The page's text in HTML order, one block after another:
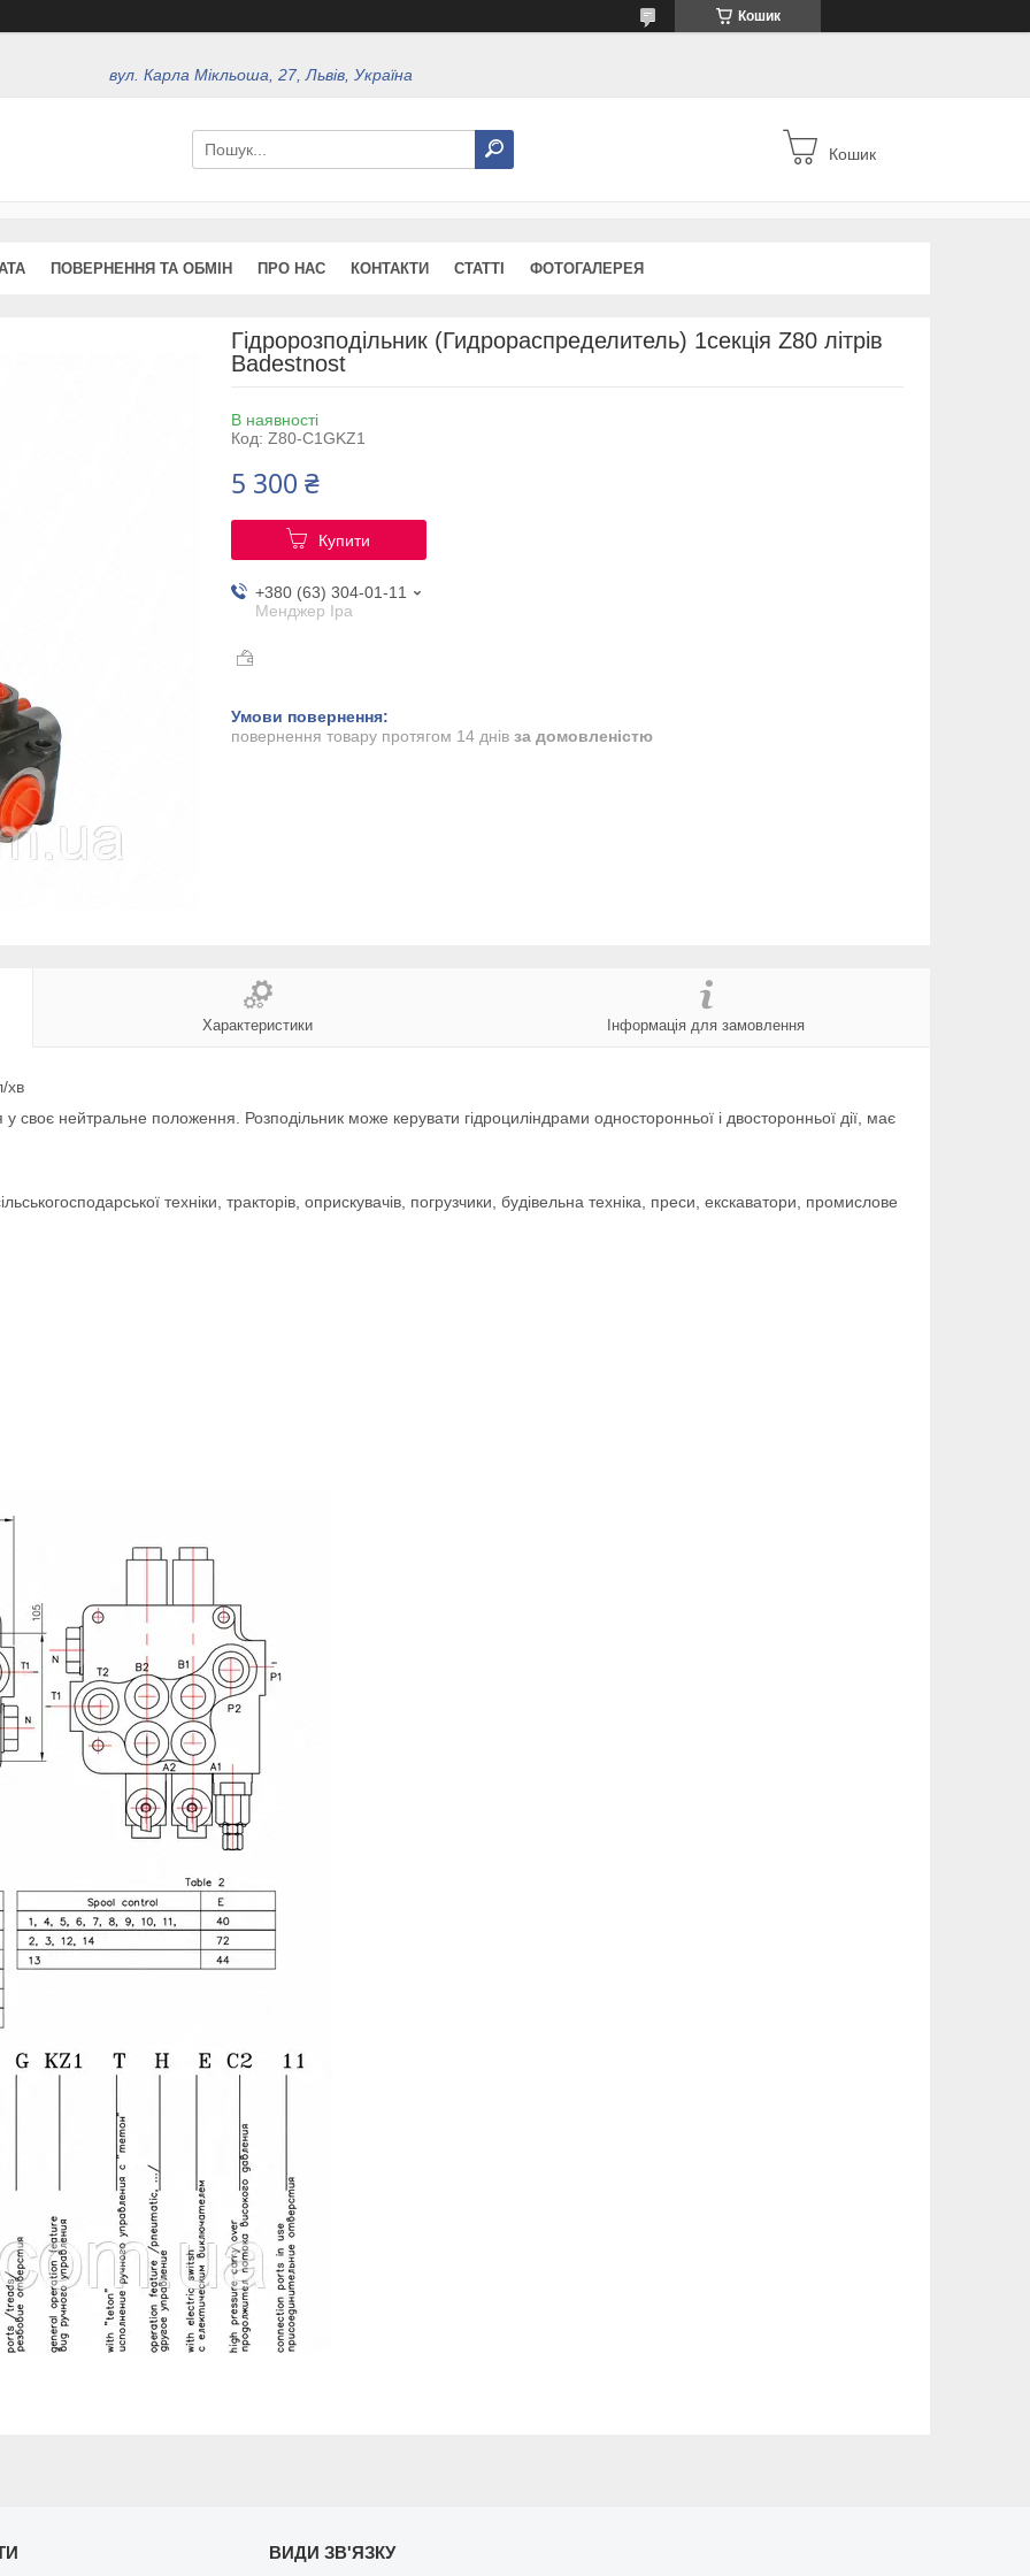
Кошик
вул. Карла Мікльоша, 27, Львів, Україна
Кошик
ПОВЕРНЕННЯ ТА ОБМІН ПРО НАС КОНТАКТИ СТАТТІ ФОТОГАЛЕРЕЯ
Гідророзподільник (Гидрораспределитель) 1секція Z80 літрів
Badestnost
В наявності
Код: Z80-C1GKZ1
5 300 ₴
Купити
+380 (63) 304-01-11
Менджер Іра
повернення товару протягом 14 днів за домовленістю
Характеристики Інформація для замовлення
хв
своє нейтральне положення. Розподільник може керувати гідроциліндрами односторонньої і двосторонньої дії, має
техніки, тракторів, оприскувачів, погрузчики, будівельна техніка, преси, екскаватори, промислове